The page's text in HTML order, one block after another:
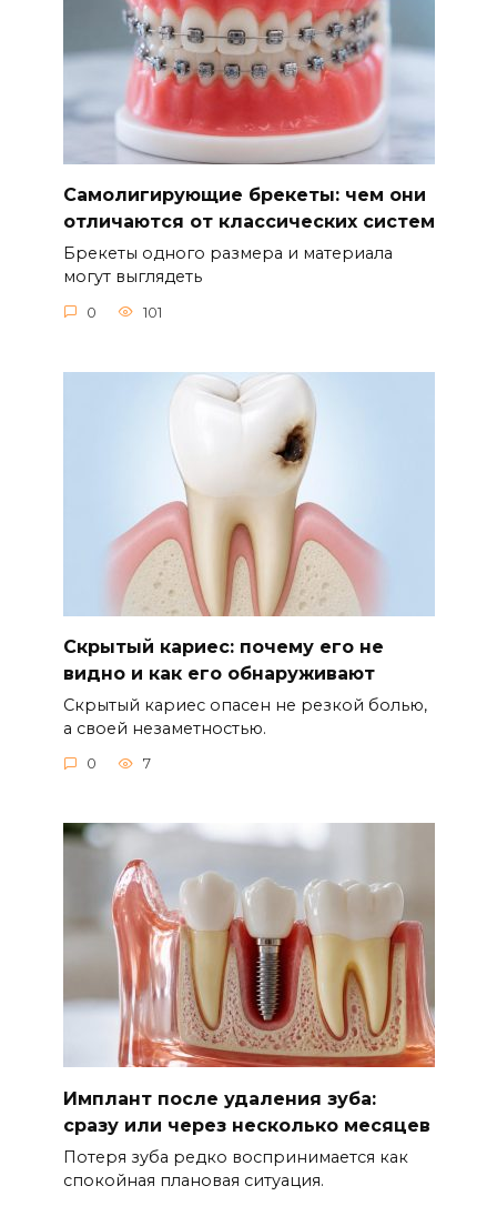
Самолигирующие брекеты: чем они
отличаются от классических систем
Брекеты одного размера и материала
могут выглядеть
0 101
Скрытый кариес: почему его не
видно и как его обнаруживают
Скрытый кариес опасен не резкой болью,
а своей незаметностью.
0 7
Имплант после удаления зуба:
сразу или через несколько месяцев
Потеря зуба редко воспринимается как
спокойная плановая ситуация.